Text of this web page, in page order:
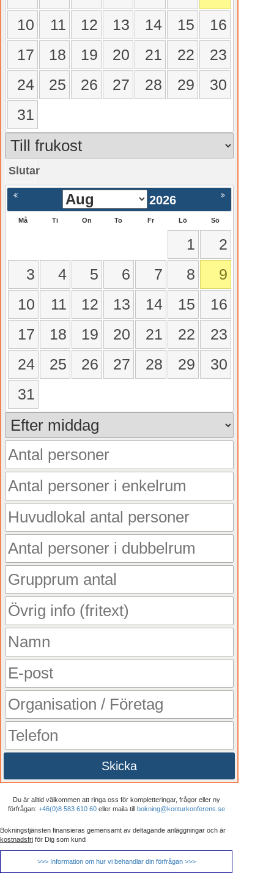
10
11 12 13 14 15
16
17
18 19 20 21 22
23
24
25 26 27 28 29
30
31
Slutar
Nästa >
2026
Må Ti On To Fr Lö Sö
1
2
3
4 5 6 7 8
9
10
11 12 13 14 15
16
17
18 19 20 21 22
23
24
25 26 27 28 29
30
31
Skicka
Du är alltid välkommen att ringa oss för kompletteringar, frågor eller ny
förfrågan: +46(0)8 583 610 60eller maila till bokning@konturkonferens.se
Bokningstjänsten finansieras gemensamt av deltagande anläggningar och är
kostnadsfri för Dig som kund
>>> Information om hur vi behandlar din förfrågan >>>